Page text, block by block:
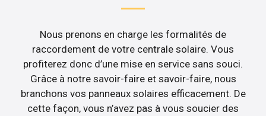
Nous prenons en charge les formalités de
raccordement de votre centrale solaire. Vous
profiterez donc d’une mise en service sans souci.
Grâce à notre savoir-faire et savoir-faire, nous
branchons vos panneaux solaires efficacement. De
cette façon, vous n’avez pas à vous soucier des